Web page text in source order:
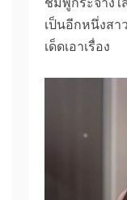
เป็นอีกหนึ่งสา
เด็ดเอาเรื่อง